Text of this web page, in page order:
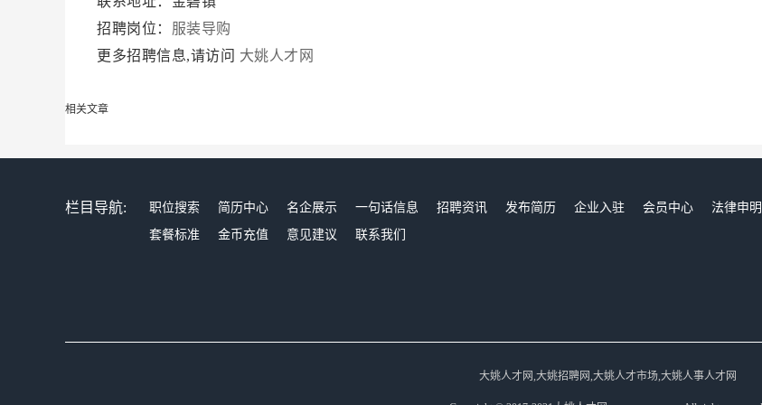
招聘岗位： 服装导购
更多招聘信息,请访问 大姚人才网
相关文章
栏目导航: 职位搜索 简历中心 名企展示 一句话信息 招聘资讯 发布简历 企业入驻 会员中心
法律申明
套餐标准
金币充值 意见建议 联系我们
大姚人才网,大姚招聘网,大姚人才市场,大姚人事人才网